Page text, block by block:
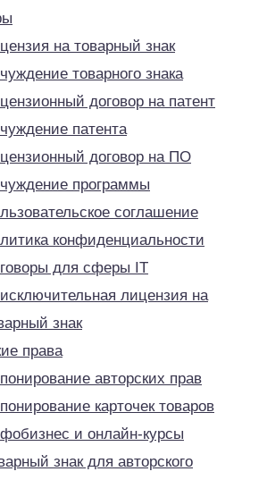
на товарный знак
товарного знака
договор на патент
патента
договор на ПО
программы
соглашение
конфиденциальности
для сферы IT
лицензия на
знак
права
авторских прав
карточек товаров
и онлайн-курсы
знак для авторского